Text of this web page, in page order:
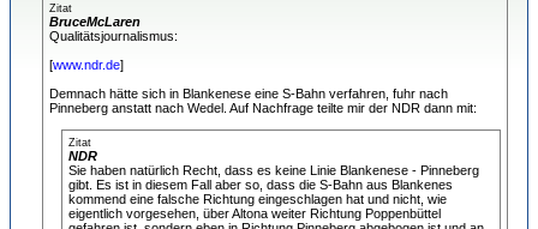
Zitat
BruceMcLaren
Qualitätsjournalismus:
[www.ndr.de]
Demnach hätte sich in Blankenese eine S-Bahn verfahren, fuhr nach
Pinneberg anstatt nach Wedel. Auf Nachfrage teilte mir der NDR dann mit:
Zitat
NDR
Sie haben natürlich Recht, dass es keine Linie Blankenese - Pinneberg
gibt. Es ist in diesem Fall aber so, dass die S-Bahn aus Blankenes
kommend eine falsche Richtung eingeschlagen hat und nicht, wie
eigentlich vorgesehen, über Altona weiter Richtung Poppenbüttel